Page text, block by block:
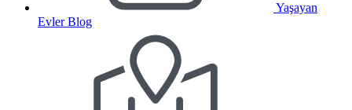
Yaşayan
Evler Blog